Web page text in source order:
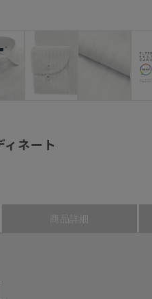
ネート
商品詳細